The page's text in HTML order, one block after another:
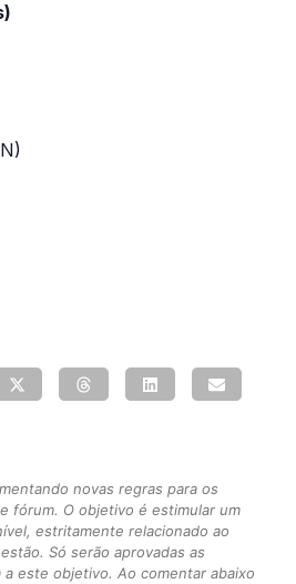
novas regras para os
fórum. O objetivo é estimular um
estritamente relacionado ao
Só serão aprovadas as
este objetivo. Ao comentar abaixo